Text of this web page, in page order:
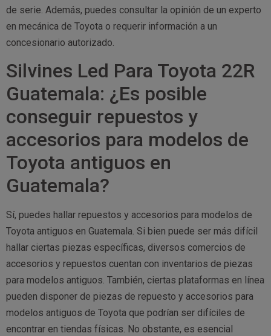
de serie. Además, puedes consultar la opinión de un experto
en mecánica de Toyota o requerir información a un
concesionario autorizado.
Silvines Led Para Toyota 22R
Guatemala: ¿Es posible
conseguir repuestos y
accesorios para modelos de
Toyota antiguos en
Guatemala?
Sí, puedes hallar repuestos y accesorios para modelos de
Toyota antiguos en Guatemala. Si bien puede ser más difícil
hallar ciertas piezas específicas, diversos comercios de
accesorios y repuestos cuentan con inventarios de piezas
para modelos antiguos. También, ciertas plataformas en línea
pueden disponer de piezas de repuesto y accesorios para
modelos antiguos de Toyota que podrían ser difíciles de
encontrar en tiendas físicas. No obstante, es esencial